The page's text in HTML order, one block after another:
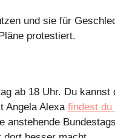
und sie für
protestiert.
ab 18 Uhr. Du kannst
Angela Alexa findest du
anstehende